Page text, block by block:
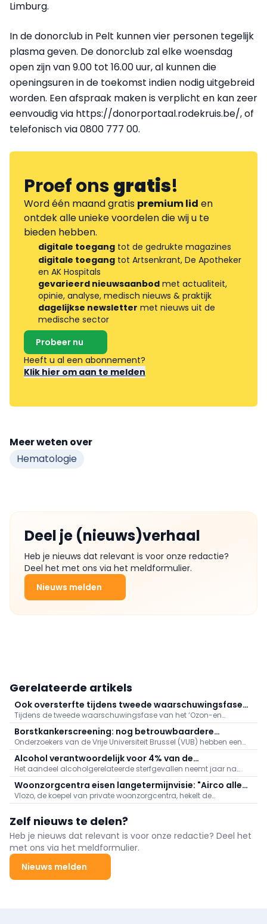
Limburg.
In de donorclub in Pelt kunnen vier personen tegelijk
plasma geven. De donorclub zal elke woensdag
open zijn van 9.00 tot 16.00 uur, al kunnen die
openingsuren in de toekomst indien nodig uitgebreid
worden. Een afspraak maken is verplicht en kan zeer
eenvoudig via https://donorportaal.rodekruis.be/, of
telefonisch via 0800 777 00.
Proef onsgratis!
Word één maand gratis premium lid en
ontdek alle unieke voordelen die wij u te
bieden hebben.
digitale toegang tot de gedrukte magazines
digitale toegang tot Artsenkrant, De Apotheker
en AK Hospitals
gevarieerd nieuwsaanbod met actualiteit,
opinie, analyse, medisch nieuws & praktijk
dagelijkse newsletter met nieuws uit de
medische sector
Probeer nu
Heeft u al een abonnement?
Klik hier om aan te melden
Meer weten over
Hematologie
Deel je (nieuws)verhaal
Heb je nieuws dat relevant is voor onze redactie?
Deel het met ons via het meldformulier.
Nieuws melden
Gerelateerde artikels
Ook oversterfte tijdens tweede waarschuwingsfase
'Ozon- en hitteplan'
Tijdens de tweede waarschuwingsfase van het ‘Ozon-en
hitteplan’ deze zomer, tussen 4 en 17 juli 2026, was er sprake van
een oversterfte van 14,8%. Hiermee blijft de oversterfte aanhouden,
hoewel beperkter dan tijdens de hittegolf eind juni.
Borstkankerscreening: nog betrouwbaardere
simulatiemodellen
Onderzoekers van de Vrije Universiteit Brussel (VUB) hebben een
ingenieuze manier gevonden om de computerberekeningen te
verbeteren die ten grondslag liggen aan programma’s voor
borstkankerscreening.
Alcohol verantwoordelijk voor 4% van de
sterfgevallen in België
Het aandeel alcoholgerelateerde sterfgevallen neemt jaar na
jaar toe, met de sterkste stijging in het Brussels Hoofdstedelijk
Gewest, blijkt uit de recentste cijfers van Sciensano.
Woonzorgcentra eisen langetermijnvisie: "Airco alleen
bereidt ons niet voor op toekomst"
Vlozo, de koepel van private woonzorgcentra, hekelt de
"opeenstapeling van regels" waar de sector aan moet voldoen.
Daarom pleit ze maandag samen met de Franstalige
tegenhanger Femarbel voor een modernisering van de
erkennings- en investeringskaders.
Zelf nieuws te delen?
Heb je nieuws dat relevant is voor onze redactie? Deel het
met ons via het meldformulier.
Nieuws melden